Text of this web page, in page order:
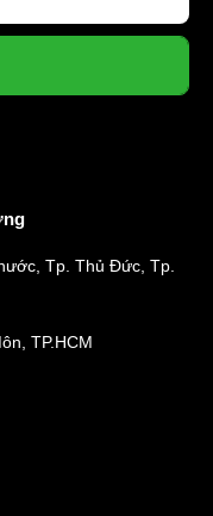
Tp. Thủ Đức, Tp.
TP.HCM